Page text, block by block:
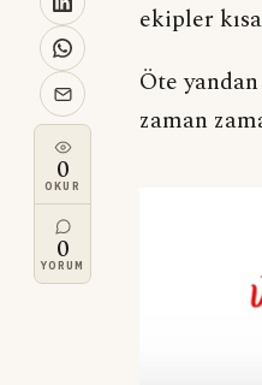
0
OKUR
0
YORUM
ekipler
Öte
zaman